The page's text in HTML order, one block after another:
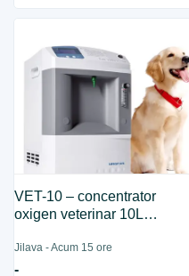
VET-10 – concentrator
oxigen veterinar 10L
Jilava - Acum 15 ore
-